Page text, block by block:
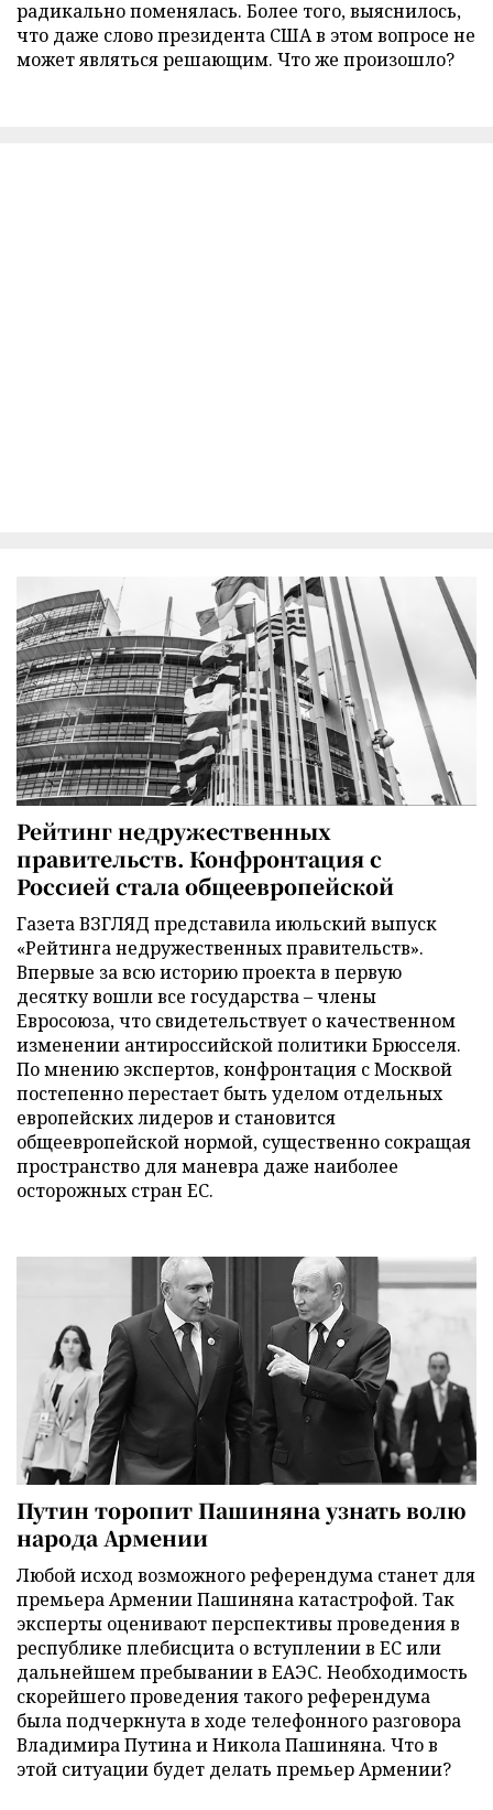
радикально поменялась. Более того, выяснилось,
что даже слово президента США в этом вопросе не
может являться решающим. Что же произошло?
Рейтинг недружественных
правительств. Конфронтация с
Россией стала общеевропейской
Газета ВЗГЛЯД представила июльский выпуск
«Рейтинга недружественных правительств».
Впервые за всю историю проекта в первую
десятку вошли все государства – члены
Евросоюза, что свидетельствует о качественном
изменении антироссийской политики Брюсселя.
По мнению экспертов, конфронтация с Москвой
постепенно перестает быть уделом отдельных
европейских лидеров и становится
общеевропейской нормой, существенно сокращая
пространство для маневра даже наиболее
осторожных стран ЕС.
Путин торопит Пашиняна узнать волю
народа Армении
Любой исход возможного референдума станет для
премьера Армении Пашиняна катастрофой. Так
эксперты оценивают перспективы проведения в
республике плебисцита о вступлении в ЕС или
дальнейшем пребывании в ЕАЭС. Необходимость
скорейшего проведения такого референдума
была подчеркнута в ходе телефонного разговора
Владимира Путина и Никола Пашиняна. Что в
этой ситуации будет делать премьер Армении?